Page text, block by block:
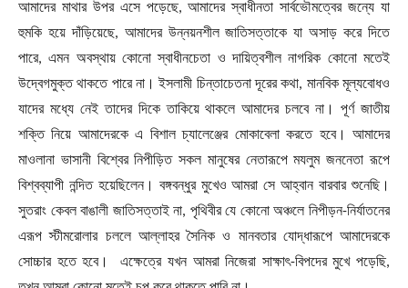
আমাদের মাথার উপর এসে পড়েছে,আমাদের স্বাধীনতা সার্বভৌমত্বের জন্যে যা
হুমকি হয়ে দাঁড়িয়েছে, আমাদের উন্নয়নশীল জাতিসত্তাকে যা অসাড় করে দিতে
পারে,এমন অবস্থায় কোনো স্বাধীনচেতা ও দায়িত্বশীল নাগরিক কোনো মতেই
উদ্বেগমুক্ত থাকতে পারে না। ইসলামী চিন্তাচেতনা দূরের কথা, মানবিক মূল্যবোধও
যাদের মধ্যে নেই তাদের দিকে তাকিয়ে থাকলে আমাদের চলবে না। পূর্ণ জাতীয়
শক্তি নিয়ে আমাদেরকে এ বিশাল চ্যালেঞ্জের মোকাবেলা করতে হবে। আমাদের
মাওলানা ভাসানী বিশ্বের নিপীড়িত সকল মানুষের নেতারূপে মযলুম জননেতা রূপে
বিশ্বব্যাপী নন্দিত হয়েছিলেন। বঙ্গবন্ধুর মুখেও আমরা সে আহ্বান বারবার শুনেছি।
সুতরাং কেবল বাঙালী জাতিসত্তাই না, পৃথিবীর যে কোনো অঞ্চলে নিপীড়ন-নির্যাতনের
এরূপ স্টীমরোলার চললে আল্লাহর সৈনিক ও মানবতার যোদ্ধারূপে আমাদেরকে
সোচ্চার হতে হবে। এক্ষেত্রে যখন আমরা নিজেরা সাক্ষাৎ-বিপদের মুখে পড়েছি,